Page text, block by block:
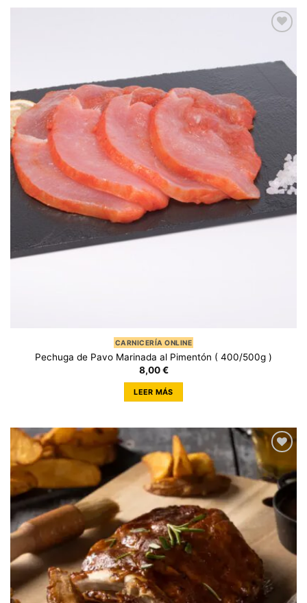
CARNICERÍA ONLINE
Pechuga de Pavo Marinada al Pimentón ( 400/500g )
8,00€
LEER MÁS